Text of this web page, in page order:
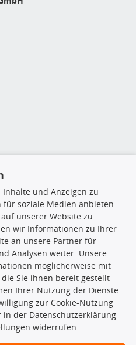
die gesamte Datenbank dürfen
gesamte Datenbank ohne
vervielfältigen, zu verbreiten
ausführen zu lassen. Ein
Inhalte und Anzeigen zu
für soziale Medien anbieten
unserer Website zu
wir Informationen zu Ihrer
an unsere Partner für
Analysen weiter. Unsere
möglicherweise mit
Sie ihnen bereit gestellt
Ihrer Nutzung der Dienste
zur Cookie-Nutzung
in der Datenschutzerklärung
widerrufen.